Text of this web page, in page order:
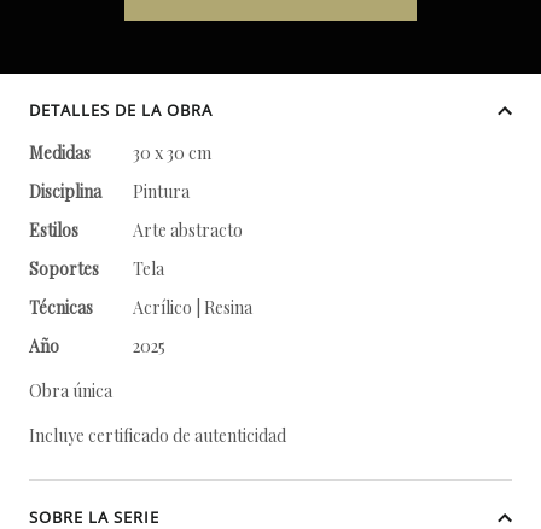
DETALLES DE LA OBRA
Medidas
30 x 30 cm
Disciplina
Pintura
Estilos
Arte abstracto
Soportes
Tela
Técnicas
Acrílico | Resina
Año
2025
Obra única
Incluye certificado de autenticidad
SOBRE LA SERIE